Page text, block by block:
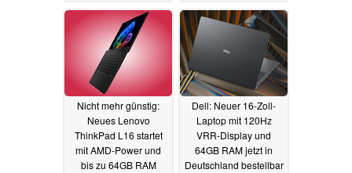
Nicht mehr günstig:
Neues Lenovo
ThinkPad L16 startet
mit AMD-Power und
bis zu 64GB RAM
Dell: Neuer 16-Zoll-
Laptop mit 120Hz
VRR-Display und
64GB RAM jetzt in
Deutschland bestellbar